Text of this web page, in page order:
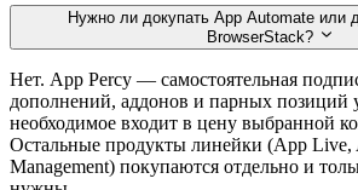
Нужно ли докупать App Automate или
BrowserStack?
Нет. App Percy — самостоятельная
дополнений, аддонов и парных позиций
необходимое входит в цену выбранной
Остальные продукты линейки (App Live,
Management) покупаются отдельно и